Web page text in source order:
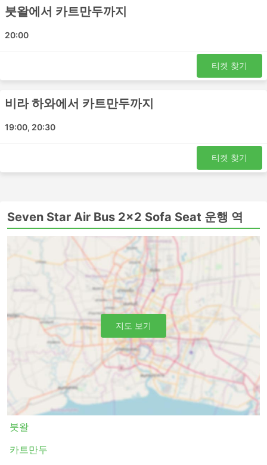
Seven Star Air Bus 2x2 Sofa Seat 티켓
버스 여행의 가장 좋은 점 중 하나는 프라이버시와 편안함에
대한 요구 사항에 맞게 여행을 거의 맞춤화할 수 있다는 것
입니다. 가장 저렴한 여행은 일반적으로 표준 클래스 버스로
습니다. 이것은 짧은 여행에 좋은 선택입니다. 수면 좌석이
합합니다. 침대나 넓고 푹신한 등받이가 있는 좌석이 제공되
며 때로는 빌트인 마사지 옵션, 담요, 음료 및 간식이 제공되
거나에서 화장실 이용시간 또는 버스가 주유를 하는 동안 식
사가 제공됩니다. 야간 버스로 여행하면 호텔비를 절약할 수
다. 일부 단거리 여행의 경우, 일반 버스로 여행하는 데 소요
되는 시간을 두 배로 절약할 수 있으므로 추가 비용을 투자
하고 VIP 버스 좌석을 구입하는 것이 좋습니다.
버스 여행 장단점
버스는 기차나 비행기로 갈 수 없는 여행지로 가는 최
고의 선택입니다. 버스 네트워크는 종종 거의 전국을
포괄하며 버스 노선은 잘 정립되어 있습니다.
비행기 여행이나 때때로 철도 여행과는 반대로 버스를
타는 것은 버스 정류장에 미리 도착할 필요가 없습니
다. 국제선에서도 체크인에 많은 시간이 걸리지 않습
니다. 수하물 허용 한도는 일반적으로 매우 여행자 친
화적이며 한도가 설정되어 있는 경우 추가 수하물에
대한 요금은 일반적으로 그리 높지 않습니다.
할 수 있습니다. 여행자들은 다양한 예산의 좌석을 선
택할 수 있습니다. 더 저렴한 표준 옵션은 약간 느릴
붓왈에서 카트만두까지
20:00
티켓 찾기
비라 하와에서 카트만두까지
19:00, 20:30
티켓 찾기
Seven Star Air Bus 2x2 Sofa Seat 운행 역
붓왈
카트만두
지도 보기